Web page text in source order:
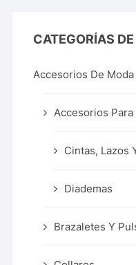
CATEGORÍAS
Accesorios De Moda
Accesorios
Cintas, Lazos
Diademas
Brazaletes Y